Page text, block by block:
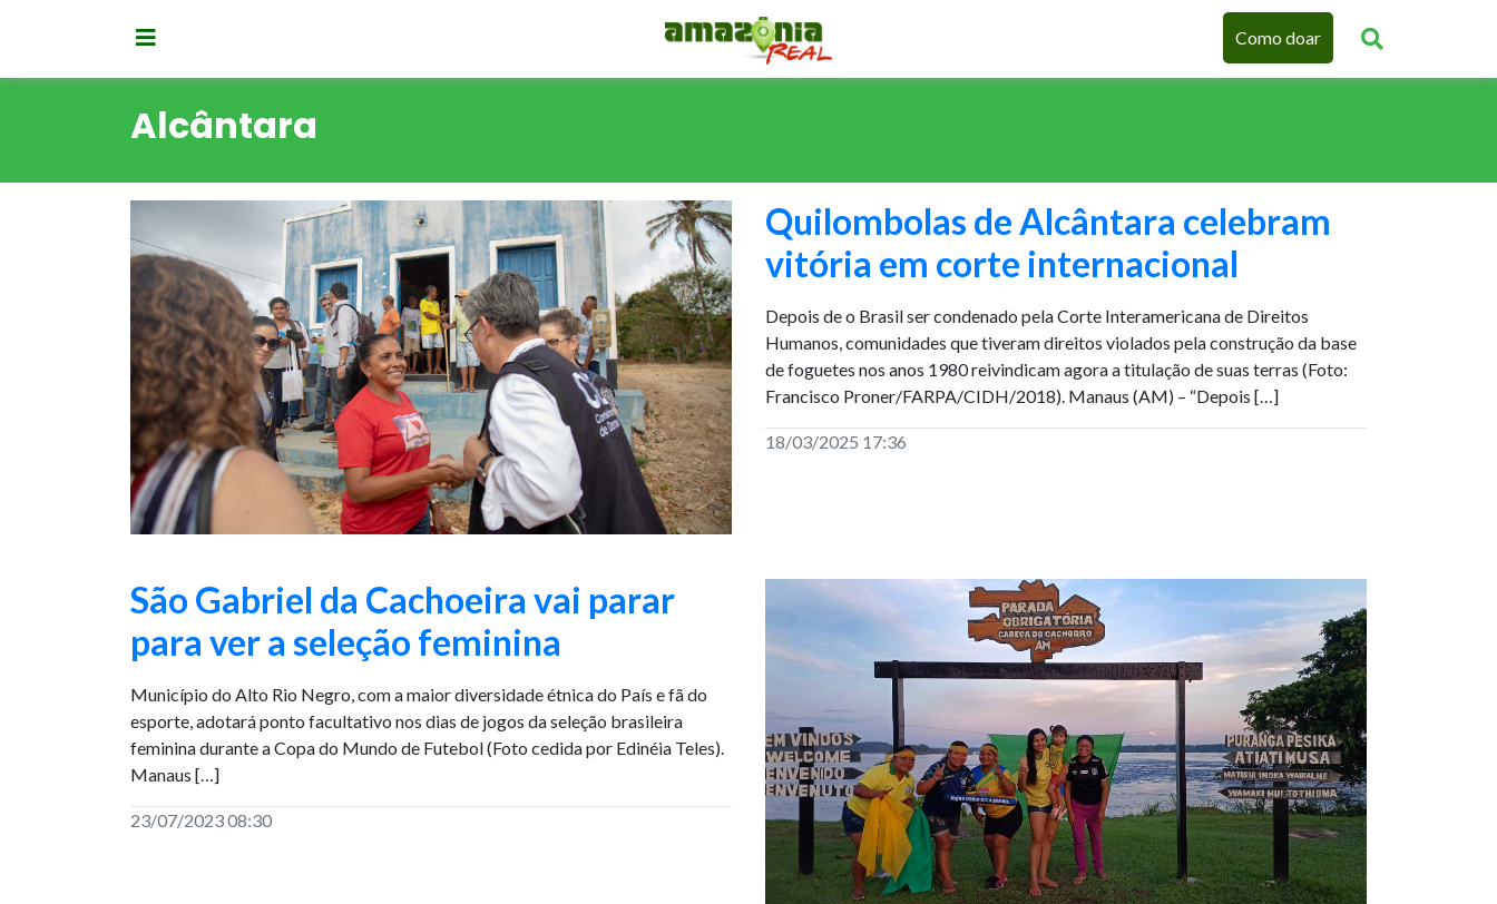
Como doar
Alcântara
Quilombolas de Alcântara celebram
vitória em corte internacional
Depois de o Brasil ser condenado pela Corte Interamericana de Direitos
Humanos, comunidades que tiveram direitos violados pela construção da base
de foguetes nos anos 1980 reivindicam agora a titulação de suas terras (Foto:
Francisco Proner/FARPA/CIDH/2018). Manaus (AM) – “Depois […]
18/03/2025 17:36
São Gabriel da Cachoeira vai parar
para ver a seleção feminina
Município do Alto Rio Negro, com a maior diversidade étnica do País e fã do
esporte, adotará ponto facultativo nos dias de jogos da seleção brasileira
feminina durante a Copa do Mundo de Futebol (Foto cedida por Edinéia Teles).
Manaus […]
23/07/2023 08:30